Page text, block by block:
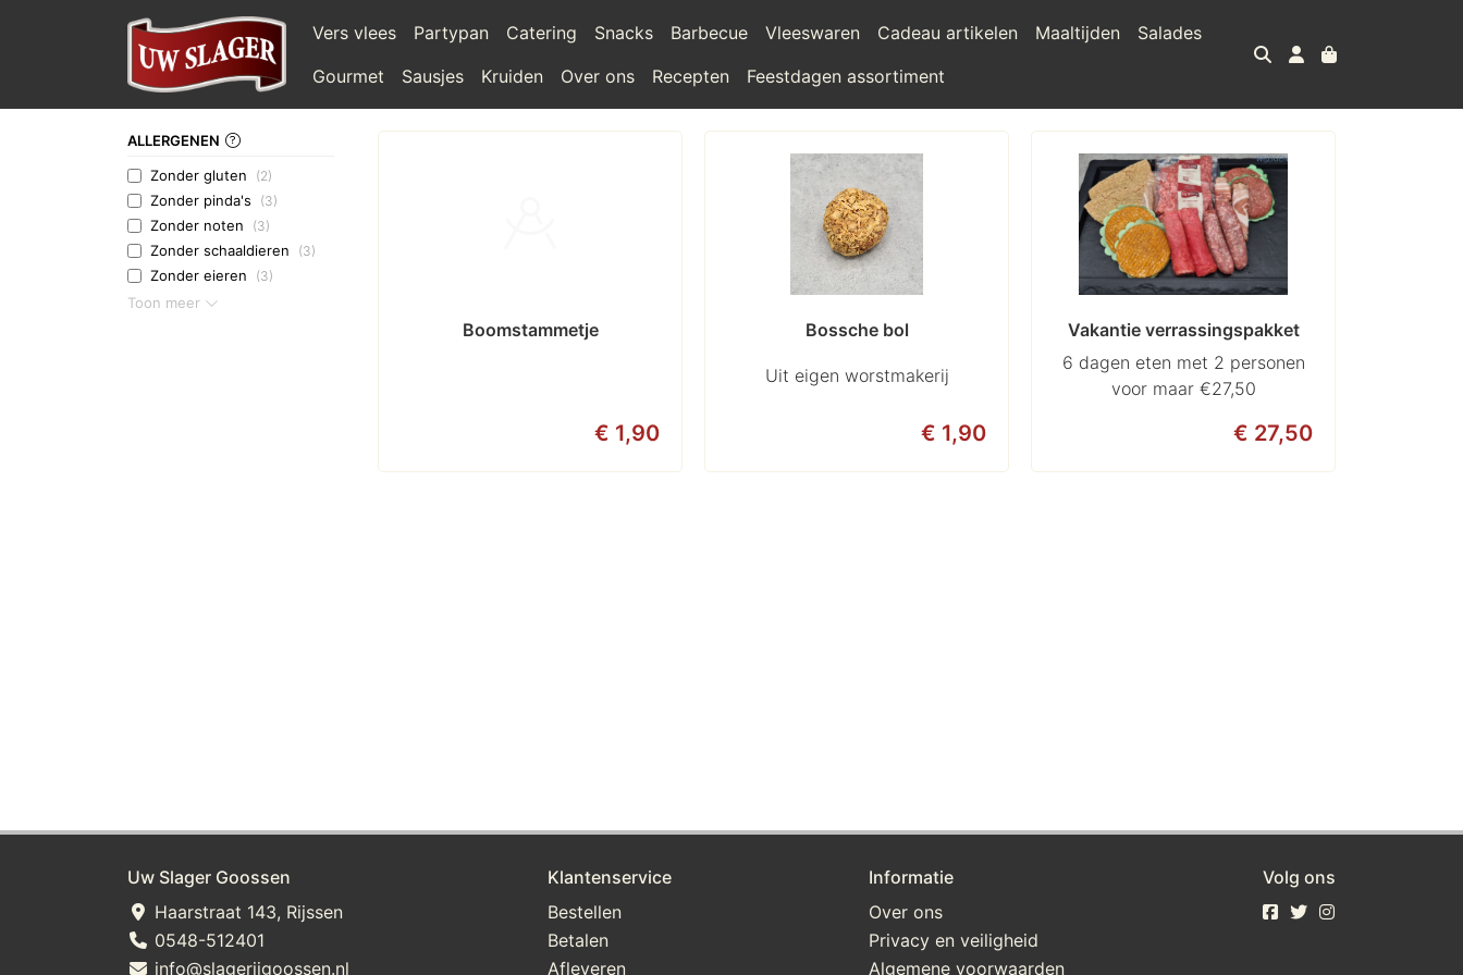
Vers vlees Partypan Catering Snacks Barbecue Vleeswaren Cadeau artikelen Maaltijden
Salades
Gourmet
Sausjes Kruiden Over ons Recepten Feestdagen assortiment
ALLERGENEN
Zonder gluten
(2)
Zonder pinda's (3)
Zonder noten (3)
Zonder schaaldieren (3)
Zonder eieren (3)
Toon meer
Boomstammetje
€ 1,90
Bossche bol
Uit eigen worstmakerij
€ 1,90
Vakantie verrassingspakket
6 dagen eten met 2 personen
voor maar €27,50
€ 27,50
Uw Slager Goossen
Haarstraat 143, Rijssen
0548-512401
info@slagerijgoossen.nl
Klantenservice
Bestellen
Betalen
Afleveren
Informatie
Over ons
Privacy en veiligheid
Algemene voorwaarden
Volg ons